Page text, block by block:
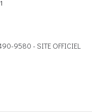
9580 - SITE OFFICIEL